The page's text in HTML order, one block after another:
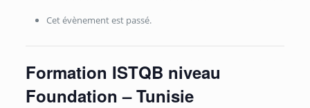
Cet évènement est passé.
Formation ISTQB niveau
Foundation – Tunisie